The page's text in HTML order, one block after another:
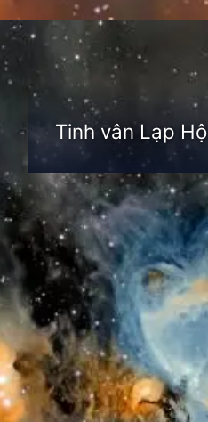
Đang mở
Tinh vân Lạp Hộ